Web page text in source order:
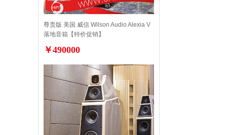
尊贵版 美国 威信 Wilson Audio Alexia V
落地音箱【特价促销】
￥490000